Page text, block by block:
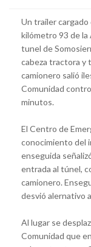
Un trailer cargado
kilómetro 93 de
tunel de
cabeza tractora y
camionero salió
Comunidad
minutos.
El Centro de
conocimiento del
enseguida
entrada al túnel,
camionero.
desvió alernativo
Al lugar se
Comunidad que